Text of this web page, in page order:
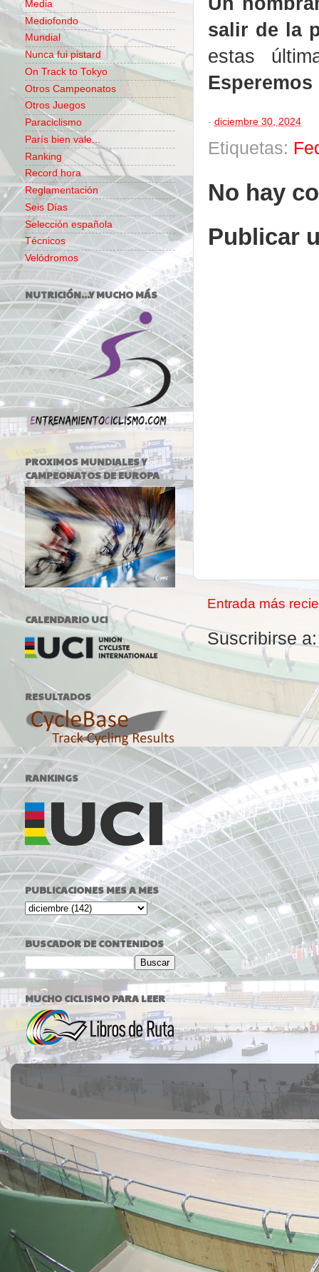
salir de la
estas
- diciembre 30, 2024
Etiquetas:
No hay
Publicar
Entrada más
Suscribirse
Media
Mediofondo
Mundial
Nunca fui pistard
On Track to Tokyo
Otros Campeonatos
Otros Juegos
Paraciclismo
París bien vale...
Ranking
Record hora
Reglamentación
Seis Días
Selección española
Técnicos
Velódromos
NUTRICIÓN...Y MUCHO MÁS
PROXIMOS MUNDIALES Y
CAMPEONATOS DE EUROPA
CALENDARIO UCI
RESULTADOS
RANKINGS
PUBLICACIONES MES A MES
BUSCADOR DE CONTENIDOS
MUCHO CICLISMO PARA LEER